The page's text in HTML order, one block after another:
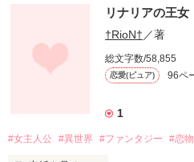
​この国には二つの「顔」がある
あなたが日々を過ごす光の中の平
そして人知れず血と硝煙そして怪
影の中のもう一つの日本
​一人は銃弾で人の命を刈り取る男
​今影の世界の均衡が破れ
リナリアの王女
†RioN†／著
総文字数/58,855
恋愛(ピュア) 96ペ
1
#女主人公 #異世界 #ファンタジー #恋